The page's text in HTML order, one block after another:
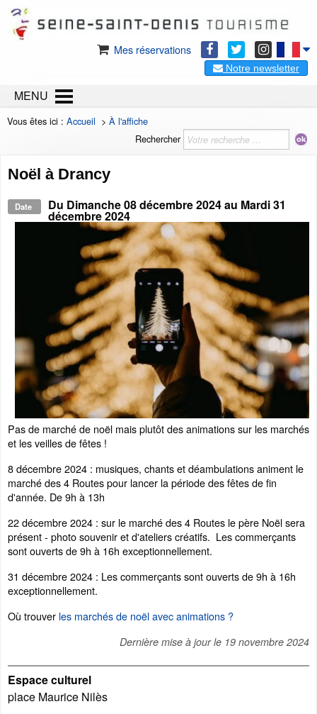
Mes réservations
Notre newsletter
MENU
Vous êtes ici : Accueil > À l'affiche
Rechercher
Noël à Drancy
Date Du Dimanche 08 décembre 2024au Mardi 31
décembre 2024
Pas de marché de noël mais plutôt des animations sur les marchés
et les veilles de fêtes !
8 décembre 2024 : musiques, chants et déambulations animent le
marché des 4 Routes pour lancer la période des fêtes de fin
d'année. De 9h à 13h
22 décembre 2024 : sur le marché des 4 Routes le père Noël sera
présent - photo souvenir et d'ateliers créatifs. Les commerçants
sont ouverts de 9h à 16h exceptionnellement.
31 décembre 2024 : Les commerçants sont ouverts de 9h à 16h
exceptionnellement.
Où trouver les marchés de noël avec animations ?
Dernière mise à jour le 19 novembre 2024
Espace culturel
place Maurice Nilès